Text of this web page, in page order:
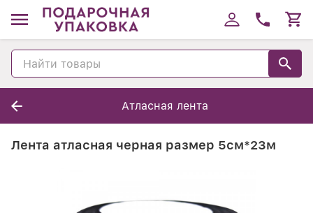
Атласная лента
Лента атласная черная размер 5см*23м